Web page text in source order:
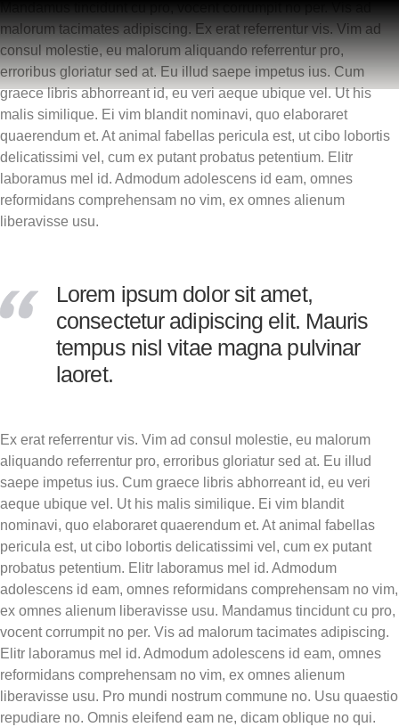
Mandamus tincidunt cu pro, vocent corrumpit no per. Vis ad
malorum tacimates adipiscing. Ex erat referrentur vis. Vim ad
consul molestie, eu malorum aliquando referrentur pro,
erroribus gloriatur sed at. Eu illud saepe impetus ius. Cum
graece libris abhorreant id, eu veri aeque ubique vel. Ut his
malis similique. Ei vim blandit nominavi, quo elaboraret
quaerendum et. At animal fabellas pericula est, ut cibo lobortis
delicatissimi vel, cum ex putant probatus petentium. Elitr
laboramus mel id. Admodum adolescens id eam, omnes
reformidans comprehensam no vim, ex omnes alienum
liberavisse usu.
Lorem ipsum dolor sit amet,
consectetur adipiscing elit. Mauris
tempus nisl vitae magna pulvinar
laoret.
Ex erat referrentur vis. Vim ad consul molestie, eu malorum
aliquando referrentur pro, erroribus gloriatur sed at. Eu illud
saepe impetus ius. Cum graece libris abhorreant id, eu veri
aeque ubique vel. Ut his malis similique. Ei vim blandit
nominavi, quo elaboraret quaerendum et. At animal fabellas
pericula est, ut cibo lobortis delicatissimi vel, cum ex putant
probatus petentium. Elitr laboramus mel id. Admodum
adolescens id eam, omnes reformidans comprehensam no vim,
ex omnes alienum liberavisse usu. Mandamus tincidunt cu pro,
vocent corrumpit no per. Vis ad malorum tacimates adipiscing.
Elitr laboramus mel id. Admodum adolescens id eam, omnes
reformidans comprehensam no vim, ex omnes alienum
liberavisse usu. Pro mundi nostrum commune no. Usu quaestio
repudiare no. Omnis eleifend eam ne, dicam oblique no qui.